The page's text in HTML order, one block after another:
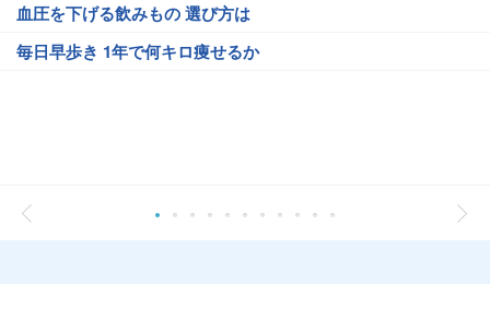
血圧を下げる飲みもの 選び方は
毎日早歩き 1年で何キロ痩せるか